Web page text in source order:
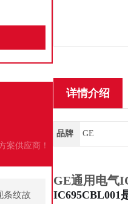
案供应商！
条纹故
详情介绍
品牌 GE
GE通用电气
IC695CBL001